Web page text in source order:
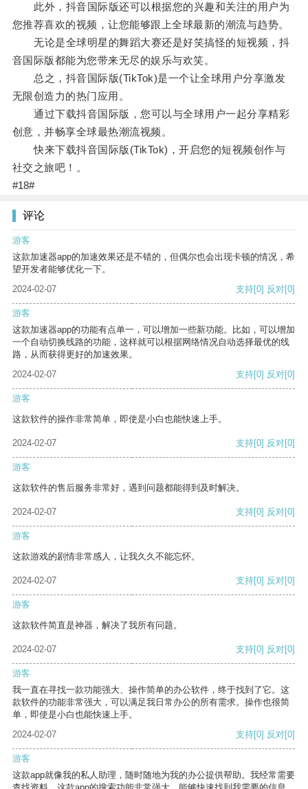
此外，抖音国际版还可以根据您的兴趣和关注的用户为
您推荐喜欢的视频，让您能够跟上全球最新的潮流与趋势。
无论是全球明星的舞蹈大赛还是好笑搞怪的短视频，抖
音国际版都能为您带来无尽的娱乐与欢笑。
总之，抖音国际版(TikTok)是一个让全球用户分享激发
无限创造力的热门应用。
通过下载抖音国际版，您可以与全球用户一起分享精彩
创意，并畅享全球最热潮流视频。
快来下载抖音国际版(TikTok)，开启您的短视频创作与
社交之旅吧！。
#18#
评论
游客
这款加速器app的加速效果还是不错的，但偶尔也会出现卡顿的情况，希
望开发者能够优化一下。
2024-02-07
支持[0] 反对[0]
游客
这款加速器app的功能有点单一，可以增加一些新功能。比如，可以增加
一个自动切换线路的功能，这样就可以根据网络情况自动选择最优的线
路，从而获得更好的加速效果。
2024-02-07
支持[0] 反对[0]
游客
这款软件的操作非常简单，即使是小白也能快速上手。
2024-02-07 支持[0] 反对[0]
游客
这款软件的售后服务非常好，遇到问题都能得到及时解决。
2024-02-07 支持[0] 反对[0]
游客
这款游戏的剧情非常感人，让我久久不能忘怀。
2024-02-07 支持[0] 反对[0]
游客
这款软件简直是神器，解决了我所有问题。
2024-02-07 支持[0] 反对[0]
游客
我一直在寻找一款功能强大、操作简单的办公软件，终于找到了它。这
款软件的功能非常强大，可以满足我日常办公的所有需求。操作也很简
单，即使是小白也能快速上手。
2024-02-07
支持[0] 反对[0]
游客
这款app就像我的私人助理，随时随地为我的办公提供帮助。我经常需要